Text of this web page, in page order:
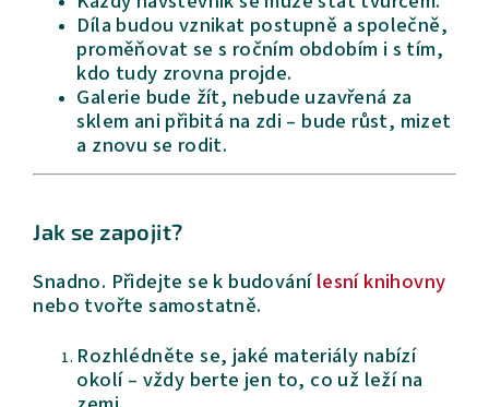
Díla budou vznikat postupně a společně,
proměňovat se s ročním obdobím i s tím,
kdo tudy zrovna projde.
Galerie bude žít, nebude uzavřená za
sklem ani přibitá na zdi – bude růst, mizet
a znovu se rodit.
Jak se zapojit?
Snadno. Přidejte se k budovánílesní knihovny
nebo tvořte samostatně.
Rozhlédněte se, jaké materiály nabízí
okolí – vždy berte jen to, co už leží na